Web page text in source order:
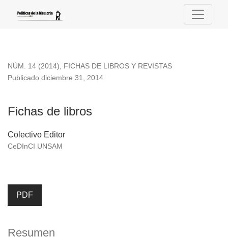
NÚM. 14 (2014), FICHAS DE LIBROS Y REVISTAS
Fichas de libros
Publicado diciembre 31, 2014
Colectivo Editor
CeDInCI UNSAM
PDF
Resumen